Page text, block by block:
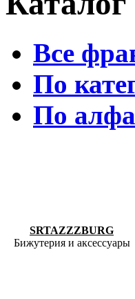
Все
По
По
SRTAZZZBURG
Бижутерия и аксессуары